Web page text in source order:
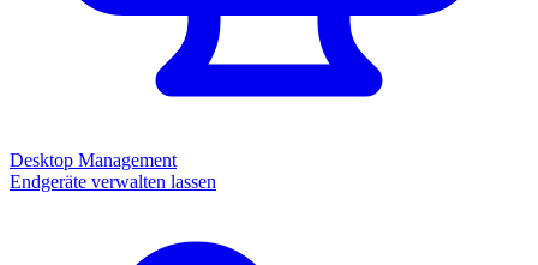
Desktop Management
Endgeräte verwalten lassen